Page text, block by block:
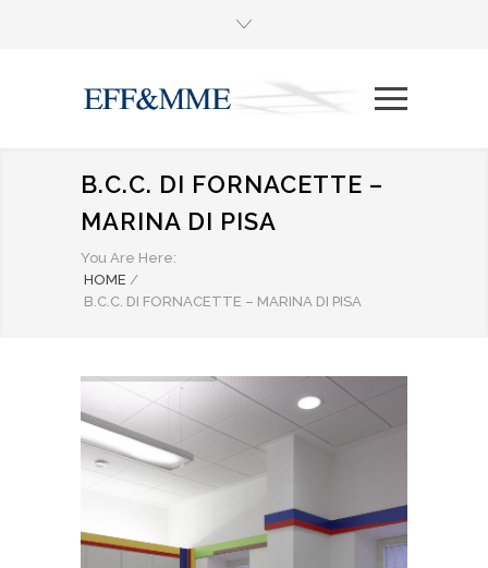
B.C.C. DI FORNACETTE –
MARINA DI PISA
You Are Here:
HOME /
B.C.C. DI FORNACETTE – MARINA DI PISA